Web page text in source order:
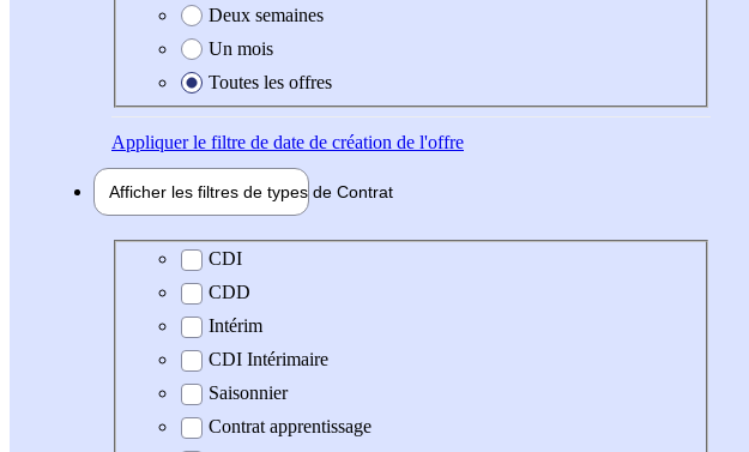
Deux semaines
Un mois
Toutes les offres
Appliquerle filtre de date de création de l'offre
Afficher les filtres de types de Contrat
Type de contrat
CDI
CDD
Intérim
CDI Intérimaire
Saisonnier
Contrat apprentissage